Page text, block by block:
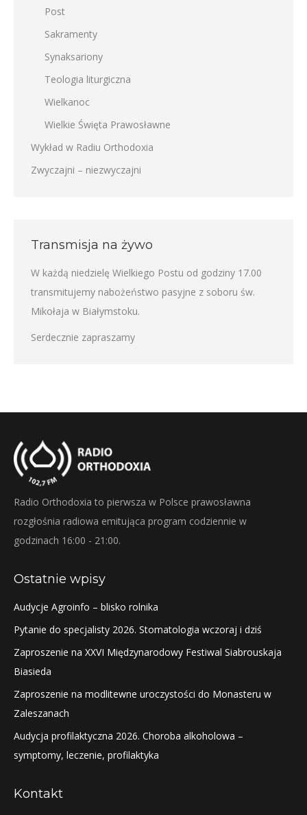
Post
Sakramenty
Synaksariony
Teologia liturgiczna
Wielkanoc
Wielkie Święta Prawosławne
Wykład w Radiu Orthodoxia
Zwyczajni – niezwyczajni
Transmisja na żywo
W każdą niedzielę Wielkiego Postu od godziny 17.00
transmitujemy nabożeństwo pasyjne z soboru św.
Mikołaja w Białymstoku.
Serdecznie zapraszamy
Radio Orthodoxia to pierwsza w Polsce prawosławna
rozgłośnia radiowa emitująca program codziennie w
godzinach 16:00 - 21:00.
Ostatnie wpisy
Audycje Agroinfo – blisko rolnika
Pytanie do specjalisty 2026. Stomatologia wczoraj i dziś
Zaproszenie na XXVI Międzynarodowy Festiwal Siabrouskaja
Biasieda
Zaproszenie na modlitewne uroczystości do Monasteru w
Zaleszanach
Audycja profilaktyczna 2026. Choroba alkoholowa –
symptomy, leczenie, profilaktyka
Kontakt